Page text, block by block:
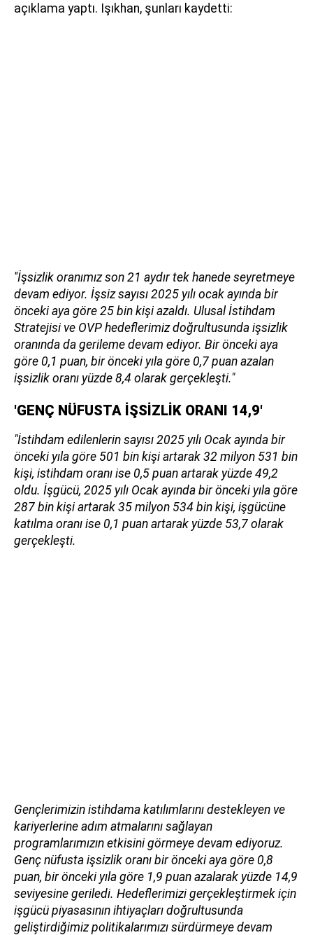
açıklama yaptı. Işıkhan, şunları kaydetti:
''İşsizlik oranımız son 21 aydır tek hanede seyretmeye
devam ediyor. İşsiz sayısı 2025 yılı ocak ayında bir
önceki aya göre 25 bin kişi azaldı. Ulusal İstihdam
Stratejisi ve OVP hedeflerimiz doğrultusunda işsizlik
oranında da gerileme devam ediyor. Bir önceki aya
göre 0,1 puan, bir önceki yıla göre 0,7 puan azalan
işsizlik oranı yüzde 8,4 olarak gerçekleşti."
'GENÇ NÜFUSTA İŞSİZLİK ORANI 14,9'
"İstihdam edilenlerin sayısı 2025 yılı Ocak ayında bir
önceki yıla göre 501 bin kişi artarak 32 milyon 531 bin
kişi, istihdam oranı ise 0,5 puan artarak yüzde 49,2
oldu. İşgücü, 2025 yılı Ocak ayında bir önceki yıla göre
287 bin kişi artarak 35 milyon 534 bin kişi, işgücüne
katılma oranı ise 0,1 puan artarak yüzde 53,7 olarak
gerçekleşti.
Gençlerimizin istihdama katılımlarını destekleyen ve
kariyerlerine adım atmalarını sağlayan
programlarımızın etkisini görmeye devam ediyoruz.
Genç nüfusta işsizlik oranı bir önceki aya göre 0,8
puan, bir önceki yıla göre 1,9 puan azalarak yüzde 14,9
seviyesine geriledi. Hedeflerimizi gerçekleştirmek için
işgücü piyasasının ihtiyaçları doğrultusunda
geliştirdiğimiz politikalarımızı sürdürmeye devam